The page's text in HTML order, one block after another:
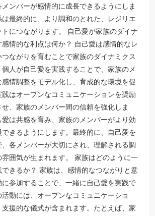
ンバーが感情的に成長できるようにしま
最終的に、より調和のとれた、レジリエ
につながります。 自己愛が家族のダイナ
感情的な利点は何か？ 自己愛は感情的なレ
ながりを育むことで家族のダイナミクス
人が自己愛を実践することで、家族のメ
情調整をモデル化し、育成的な環境を促
はオープンなコミュニケーションを奨励
、家族のメンバー間の信頼を強化しま
は共感を育み、家族のメンバーがより効
きるようにします。最終的に、自己愛を
各メンバーが大切にされ、理解される調
囲気が生まれます。 家族はどのように一
きるか？ 家族は、感情的なつながりと意
参加することで、一緒に自己愛を実践で
動には、オープンなコミュニケーショ
援的な儀式が含まれます。たとえば、家